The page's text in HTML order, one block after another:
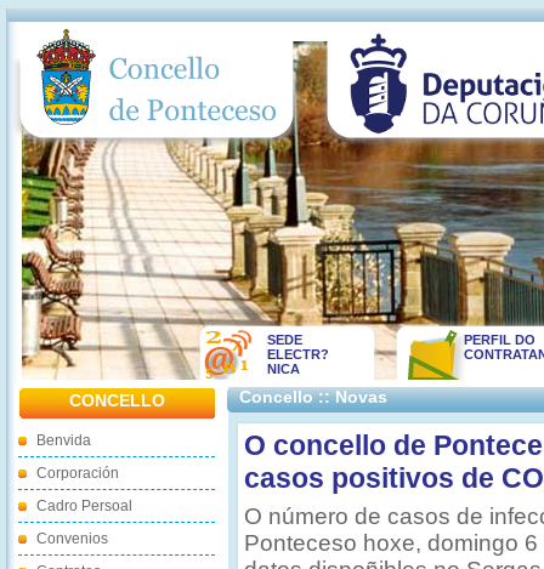
SEDE
ELECTR?
NICA
PERFIL DO
CONCELLO
Benvida
Corporación
Cadro Persoal
Convenios
Concello :: Novas
O concello de
casos positivos de
O número de casos de
Ponteceso hoxe, domingo